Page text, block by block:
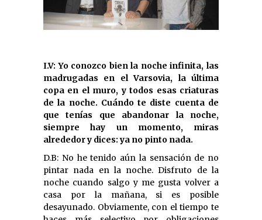
I.V: Yo conozco bien la noche infinita, las
madrugadas en el Varsovia, la última
copa en el muro, y todos esas criaturas
de la noche. Cuándo te diste cuenta de
que tenías que abandonar la noche,
siempre hay un momento, miras
alrededor y dices: ya no pinto nada.
D.B: No he tenido aún la sensación de no
pintar nada en la noche. Disfruto de la
noche cuando salgo y me gusta volver a
casa por la mañana, si es posible
desayunado. Obviamente, con el tiempo te